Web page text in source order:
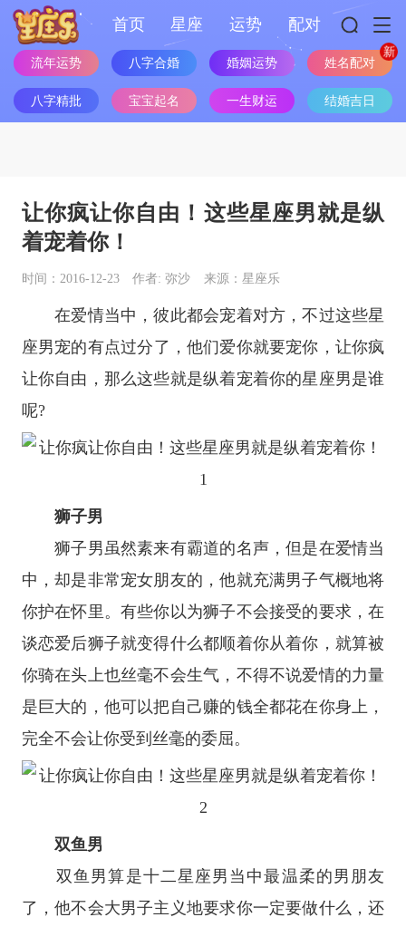
首页 星座 运势 配对
流年运势 八字合婚 婚姻运势 姓名配对
八字精批 宝宝起名 一生财运 结婚吉日
让你疯让你自由！这些星座男就是纵
着宠着你！
时间：2016-12-23 作者: 弥沙 来源：星座乐
在爱情当中，彼此都会宠着对方，不过这些星
座男宠的有点过分了，他们爱你就要宠你，让你疯
让你自由，那么这些就是纵着宠着你的星座男是谁
呢?
狮子男
狮子男虽然素来有霸道的名声，但是在爱情当
中，却是非常宠女朋友的，他就充满男子气概地将
你护在怀里。有些你以为狮子不会接受的要求，在
谈恋爱后狮子就变得什么都顺着你从着你，就算被
你骑在头上也丝毫不会生气，不得不说爱情的力量
是巨大的，他可以把自己赚的钱全都花在你身上，
完全不会让你受到丝毫的委屈。
双鱼男
双鱼男算是十二星座男当中最温柔的男朋友
了，他不会大男子主义地要求你一定要做什么，还